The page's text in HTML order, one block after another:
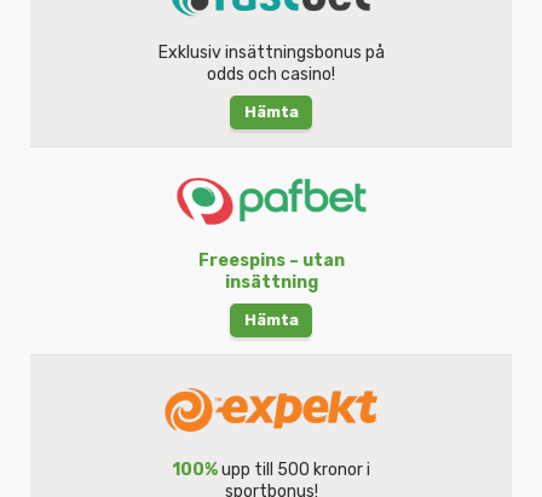
Exklusiv insättningsbonus på
odds och casino!
Hämta
Freespins – utan
insättning
Hämta
100%upp till 500 kronor i
sportbonus!